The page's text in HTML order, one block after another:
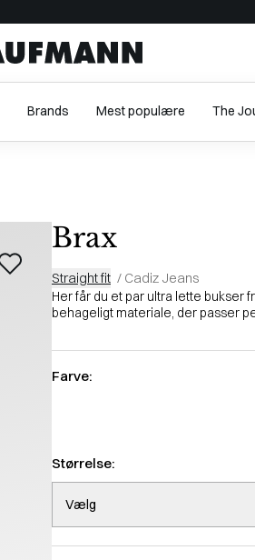
Brands Mest populære The
Brax
Straight fit / Cadiz Jeans
Her får du et par ultra lette bukser
behageligt materiale, der passer
Farve:
Størrelse:
Vælg